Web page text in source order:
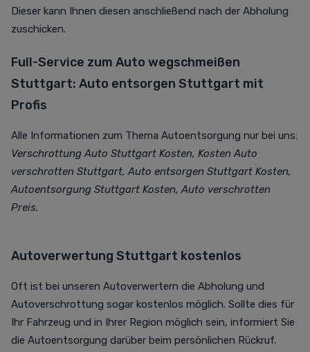
Dieser kann Ihnen diesen anschließend nach der Abholung
zuschicken.
Full-Service zum Auto wegschmeißen
Stuttgart: Auto entsorgen Stuttgart mit
Profis
Alle Informationen zum Thema Autoentsorgung nur bei uns:
Verschrottung Auto Stuttgart Kosten, Kosten Auto
verschrotten Stuttgart, Auto entsorgen Stuttgart Kosten,
Autoentsorgung Stuttgart Kosten, Auto verschrotten
Preis.
Autoverwertung Stuttgart kostenlos
Oft ist bei unseren Autoverwertern die Abholung und
Autoverschrottung sogar kostenlos möglich. Sollte dies für
Ihr Fahrzeug und in Ihrer Region möglich sein, informiert Sie
die Autoentsorgung darüber beim persönlichen Rückruf.